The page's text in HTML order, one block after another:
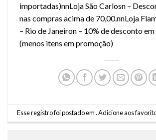
importadas)nnLoja São Carlosn –
nas compras acima de 70,00.nnLoja
– Rio de Janeiron – 10% de desconto
(menos itens em promoção)
Esse registro foi postado em .Adicione aos